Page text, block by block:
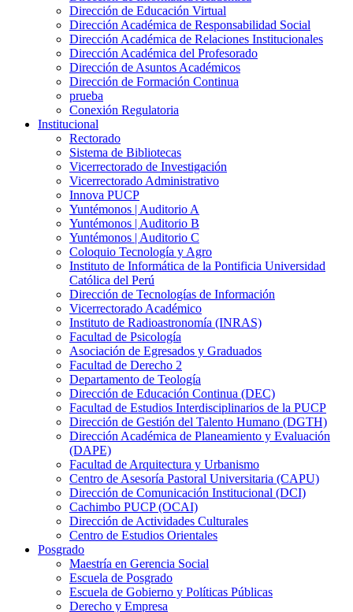
Dirección de Educación Virtual
Dirección Académica de Responsabilidad Social
Dirección Académica de Relaciones Institucionales
Dirección Académica del Profesorado
Dirección de Asuntos Académicos
Dirección de Formación Continua
prueba
Conexión Regulatoria
Institucional
Rectorado
Sistema de Bibliotecas
Vicerrectorado de Investigación
Vicerrectorado Administrativo
Innova PUCP
Yuntémonos | Auditorio A
Yuntémonos | Auditorio B
Yuntémonos | Auditorio C
Coloquio Tecnología y Agro
Instituto de Informática de la Pontificia Universidad
Católica del Perú
Dirección de Tecnologías de Información
Vicerrectorado Académico
Instituto de Radioastronomía (INRAS)
Facultad de Psicología
Asociación de Egresados y Graduados
Facultad de Derecho 2
Departamento de Teología
Dirección de Educación Continua (DEC)
Facultad de Estudios Interdisciplinarios de la PUCP
Dirección de Gestión del Talento Humano (DGTH)
Dirección Académica de Planeamiento y Evaluación
(DAPE)
Facultad de Arquitectura y Urbanismo
Centro de Asesoría Pastoral Universitaria (CAPU)
Dirección de Comunicación Institucional (DCI)
Cachimbo PUCP (OCAI)
Dirección de Actividades Culturales
Centro de Estudios Orientales
Posgrado
Maestría en Gerencia Social
Escuela de Posgrado
Escuela de Gobierno y Políticas Públicas
Derecho y Empresa